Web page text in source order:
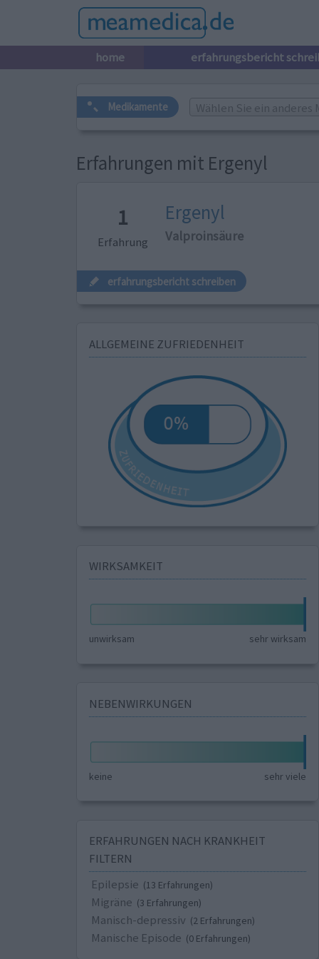
home erfahrungsbericht
Medikamente Wählen Sie ein anderes
Erfahrungen mit Ergenyl
1
Erfahrung
Ergenyl
Valproinsäure
erfahrungsbericht schreiben
ALLGEMEINE ZUFRIEDENHEIT
WIRKSAMKEIT
unwirksam sehr wirksam
NEBENWIRKUNGEN
keine sehr viele
ERFAHRUNGEN NACH KRANKHEIT
FILTERN
Epilepsie (13 Erfahrungen)
Migräne (3 Erfahrungen)
Manisch-depressiv (2 Erfahrungen)
Manische Episode (0 Erfahrungen)